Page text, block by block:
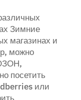
Зимние
магазинах и
можно
посетить
или